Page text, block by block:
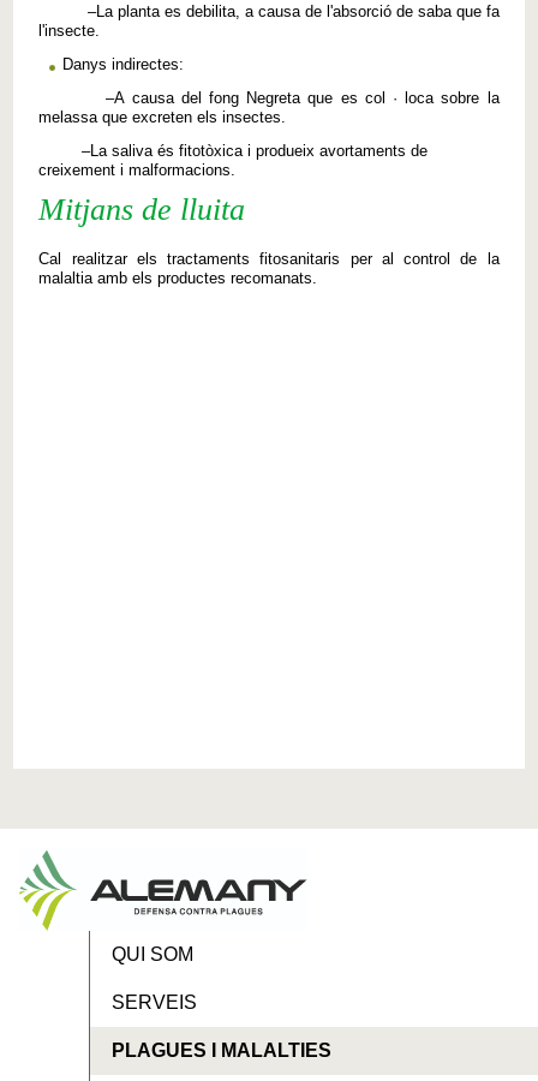
–La planta es debilita, a causa de l'absorció de saba que fa
l'insecte
Danys indirectes:
–A causa del fong Negreta que es col · loca sobre
la
melassa que excreten els insectes
–La saliva és fitotòxica i produeix avortaments de
creixement i malformacions
Mitjans de lluita
Cal realitzar els tractaments fitosanitaris per al control
de la
malaltia amb els productes recomanats.
QUI SOM
SERVEIS
PLAGUES I MALALTIES